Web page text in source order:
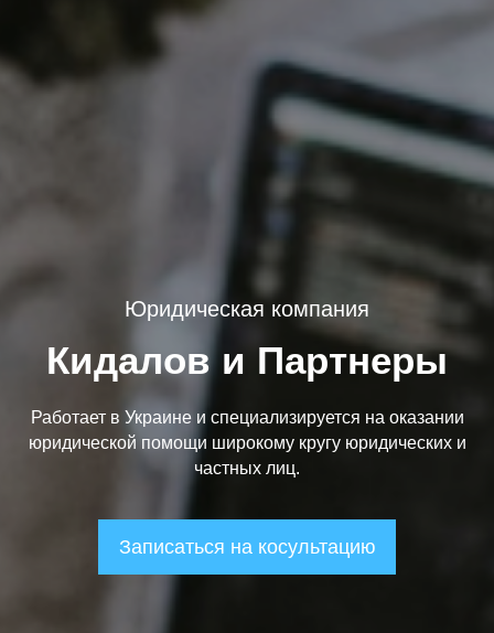
Юридическая компания
Кидалов и Партнеры
Работает в Украине и специализируется на оказании
юридической помощи широкому кругу юридических и
частных лиц.
Записаться на косультацию